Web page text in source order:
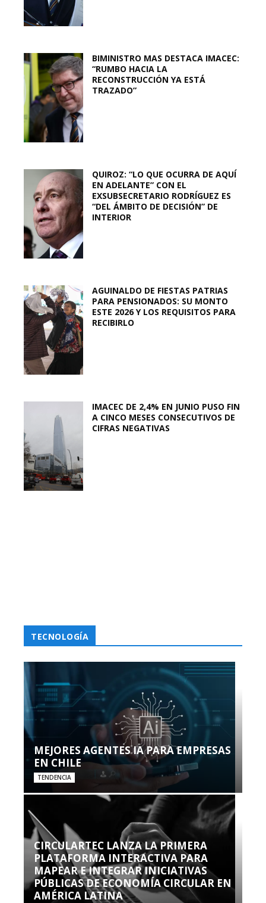
BIMINISTRO MAS DESTACA IMACEC:
“RUMBO HACIA LA
RECONSTRUCCIÓN YA ESTÁ
TRAZADO”
QUIROZ: “LO QUE OCURRA DE AQUÍ
EN ADELANTE” CON EL
EXSUBSECRETARIO RODRÍGUEZ ES
“DEL ÁMBITO DE DECISIÓN” DE
INTERIOR
AGUINALDO DE FIESTAS PATRIAS
PARA PENSIONADOS: SU MONTO
ESTE 2026 Y LOS REQUISITOS PARA
RECIBIRLO
IMACEC DE 2,4% EN JUNIO PUSO FIN
A CINCO MESES CONSECUTIVOS DE
CIFRAS NEGATIVAS
TECNOLOGÍA
MEJORES AGENTES IA PARA EMPRESAS
EN CHILE
TENDENCIA
CIRCULARTEC LANZA LA PRIMERA
PLATAFORMA INTERACTIVA PARA
MAPEAR E INTEGRAR INICIATIVAS
PÚBLICAS DE ECONOMÍA CIRCULAR EN
AMÉRICA LATINA